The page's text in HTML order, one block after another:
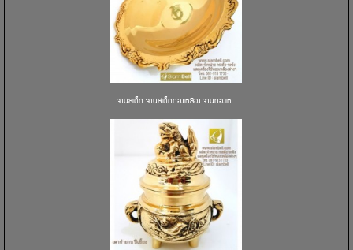
จานสเต็ก จานสเต็กทองเหลือง จานทองเห...